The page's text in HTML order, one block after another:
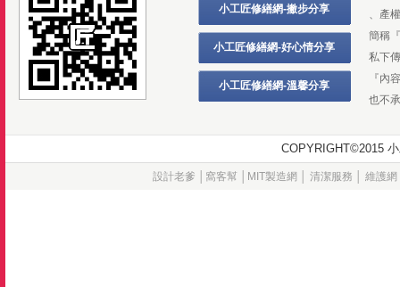
小工匠修繕網-撇步分享
小工匠修繕網-好心情分享
小工匠修繕網-溫馨分享
、產
簡稱
私下
『內
也不
設計老爹 窩客幫│ MIT製造網 清潔服務 維護網